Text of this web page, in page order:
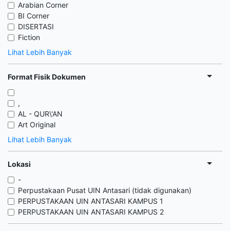
Arabian Corner
BI Corner
DISERTASI
Fiction
Lihat Lebih Banyak
Format Fisik Dokumen
,
AL - QUR\'AN
Art Original
Lihat Lebih Banyak
Lokasi
-
Perpustakaan Pusat UIN Antasari (tidak digunakan)
PERPUSTAKAAN UIN ANTASARI KAMPUS 1
PERPUSTAKAAN UIN ANTASARI KAMPUS 2